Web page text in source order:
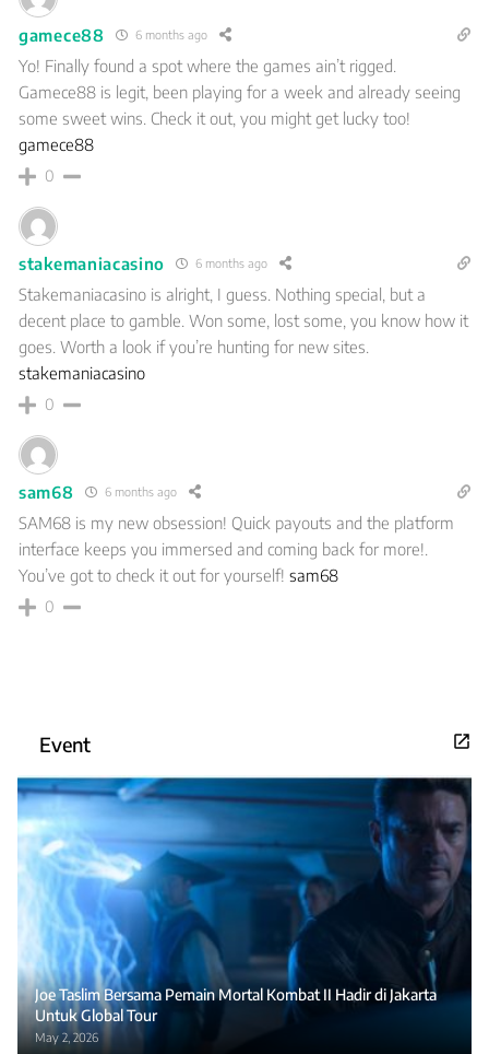
gamece88 6 months ago
Yo! Finally found a spot where the games ain’t rigged.
Gamece88 is legit, been playing for a week and already seeing
some sweet wins. Check it out, you might get lucky too!
gamece88
0
stakemaniacasino 6 months ago
Stakemaniacasino is alright, I guess. Nothing special, but a
decent place to gamble. Won some, lost some, you know how it
goes. Worth a look if you’re hunting for new sites.
stakemaniacasino
0
sam68 6 months ago
SAM68 is my new obsession! Quick payouts and the platform
interface keeps you immersed and coming back for more!.
You’ve got to check it out for yourself! sam68
0
Event
Joe Taslim Bersama Pemain Mortal Kombat II Hadir di Jakarta
Untuk Global Tour
May 2, 2026